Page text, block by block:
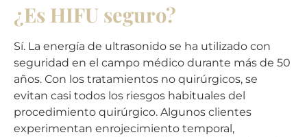
¿Es HIFU seguro?
Sí. La energía de ultrasonido se ha utilizado con
seguridad en el campo médico durante más de 50
años. Con los tratamientos no quirúrgicos, se
evitan casi todos los riesgos habituales del
procedimiento quirúrgico. Algunos clientes
experimentan enrojecimiento temporal,